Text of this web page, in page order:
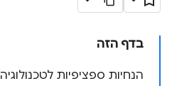
בדף הזה
הנחיות ספציפיות לטכנולוגיה